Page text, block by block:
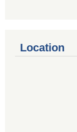
Location